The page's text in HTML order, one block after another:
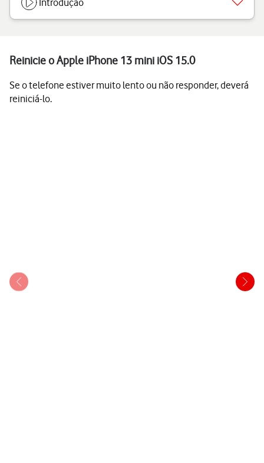
Introdução
Reinicie o Apple iPhone 13 mini iOS 15.0
Se o telefone estiver muito lento ou não responder, deverá
reiniciá-lo.